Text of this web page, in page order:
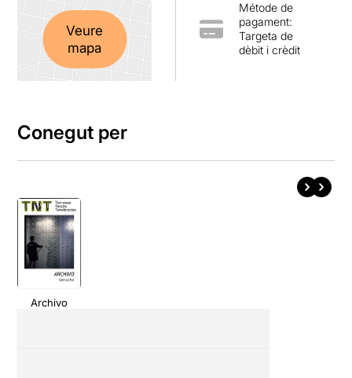
Veure
mapa
Métode de
pagament:
Targeta de
dèbit i crèdit
Conegut per
Archivo